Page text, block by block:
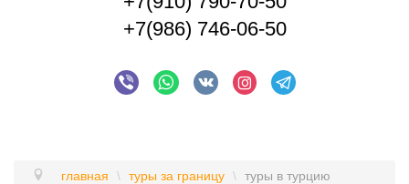
ДОП. УСЛУГИ
КОНТАКТЫ
+7(986) 746-06-50
главная \ туры за границу \ туры в турцию